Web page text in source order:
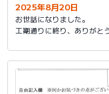
2025年8月20日
お世話になりました。
工期通りに終り、ありがと